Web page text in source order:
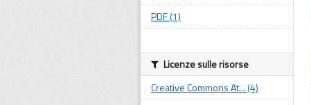
PDF (1)
Licenze sulle risorse
Creative Commons At... (4)